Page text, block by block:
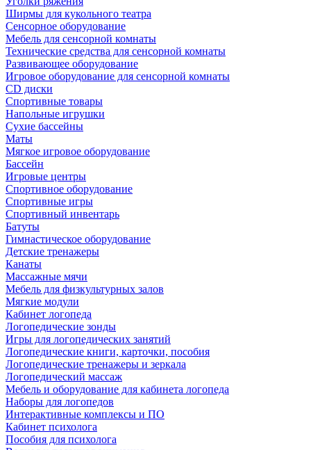
Ширмы для кукольного театра
Сенсорное оборудование
Мебель для сенсорной комнаты
Технические средства для сенсорной комнаты
Развивающее оборудование
Игровое оборудование для сенсорной комнаты
CD диски
Спортивные товары
Напольные игрушки
Сухие бассейны
Маты
Мягкое игровое оборудование
Бассейн
Игровые центры
Спортивное оборудование
Спортивные игры
Спортивный инвентарь
Батуты
Гимнастическое оборудование
Детские тренажеры
Канаты
Массажные мячи
Мебель для физкультурных залов
Мягкие модули
Кабинет логопеда
Логопедические зонды
Игры для логопедических занятий
Логопедические книги, карточки, пособия
Логопедические тренажеры и зеркала
Логопедический массаж
Мебель и оборудование для кабинета логопеда
Наборы для логопедов
Интерактивные комплексы и ПО
Кабинет психолога
Пособия для психолога